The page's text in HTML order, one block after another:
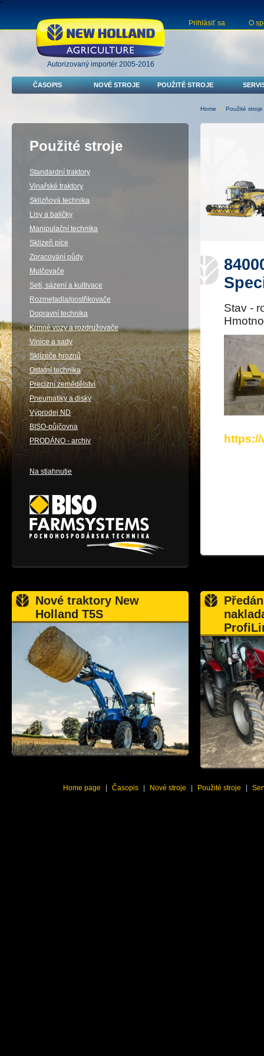
"
Autorizovaný importér 2005-2016
Prihlásiť sa O
ČASOPIS NOVÉ STROJE POUŽITÉ STROJE
Home > Použité stroje
Stav -
Použité stroje
Standardní traktory
Vinařské traktory
Sklizňová technika
Lisy a baličky
Manipulační technika
Sklizeň píce
Zpracování půdy
Mulčovače
Setí, sázení a kultivace
Rozmetadla/postřikovače
Dopravní technika
Krmné vozy a rozdružovače
Vinice a sady
Sklízeče hroznů
Ostatní technika
Precizní zemědělství
Pneumatiky a disky
Výprodej ND
BISO-půjčovna
PRODÁNO - archiv
Na stiahnutie
Nové traktory New
Holland T5S
Home page Časopis Nové stroje Použité stroje